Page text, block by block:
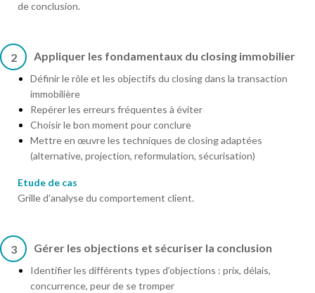
de conclusion.
2 Appliquer les fondamentaux du closing immobilier
Définir le rôle et les objectifs du closing dans la transaction
immobilière
Repérer les erreurs fréquentes à éviter
Choisir le bon moment pour conclure
Mettre en œuvre les techniques de closing adaptées
(alternative, projection, reformulation, sécurisation)
Etude de cas
Grille d’analyse du comportement client.
3 Gérer les objections et sécuriser la conclusion
Identifier les différents types d’objections : prix, délais,
concurrence, peur de se tromper